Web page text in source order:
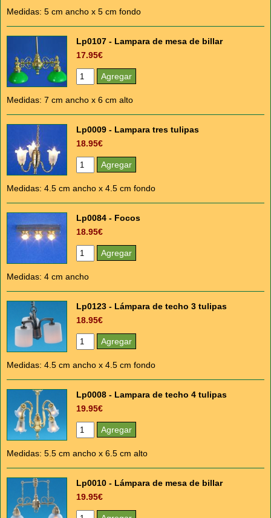
Medidas: 5 cm ancho x 5 cm fondo
Lp0107 - Lampara de mesa de billar
17.95€
Medidas: 7 cm ancho x 6 cm alto
Lp0009 - Lampara tres tulipas
18.95€
Medidas: 4.5 cm ancho x 4.5 cm fondo
Lp0084 - Focos
18.95€
Medidas: 4 cm ancho
Lp0123 - Lámpara de techo 3 tulipas
18.95€
Medidas: 4.5 cm ancho x 4.5 cm fondo
Lp0008 - Lampara de techo 4 tulipas
19.95€
Medidas: 5.5 cm ancho x 6.5 cm alto
Lp0010 - Lámpara de mesa de billar
19.95€